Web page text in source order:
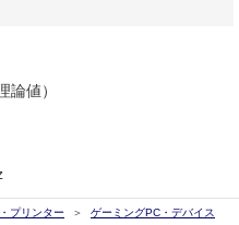
論値）
プリンター
ゲーミングPC・デバイス